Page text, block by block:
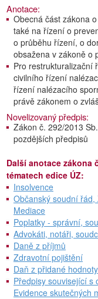
Anotace:
Obecná část zákona
také na řízení o
o průběhu řízení, o
obsažena v zákoně o
Pro restrukturalizační
civilního řízení
řízení nalézacího
právě zákonem o
Novelizovaný předpis:
Zákon č. 292/2013
pozdějších předpisů
Další anotace zákona
tématech edice ÚZ:
Insolvence
Občanský soudní
Mediace
Poplatky - správní,
Advokáti, notáři,
Daně z příjmů
Zdravotní pojištění
Daň z přidané hodnoty
Předpisy související s
Evidence skutečných